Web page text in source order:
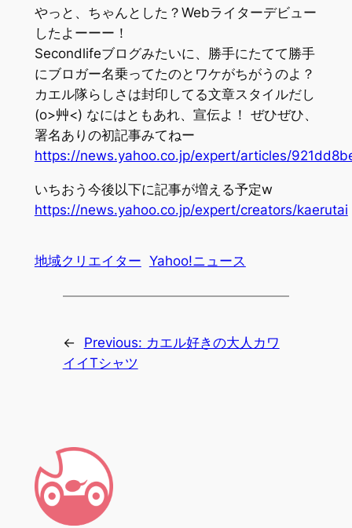
やっと、ちゃんとした？Webライターデビュー
したよーーー！
Secondlifeブログみたいに、勝手にたてて勝手
にブロガー名乗ってたのとワケがちがうのよ？
カエル隊らしさは封印してる文章スタイルだし
(o>艸<) なにはともあれ、宣伝よ！ ぜひぜひ、
署名ありの初記事みてねー
https://news.yahoo.co.jp/expert/articles/
いちおう今後以下に記事が増える予定w
https://news.yahoo.co.jp/expert/creators/kaerutai
地域クリエイター Yahoo!ニュース
← Previous: カエル好きの大人カワ
イイTシャツ